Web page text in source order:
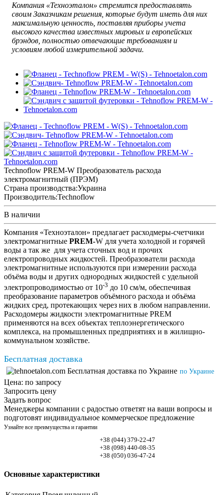
Компания «Техноэталон» стремится предоставлять
своим Заказчикам решения, которые будут иметь для них
максимальную ценность, поставляя приборы учета
высокого качества известных мировых и европейских
брэндов, полностью отвечающие требованиям и
условиям любой измерительной задачи.
Technoflow PREM-W Преобразователь расхода
электромагнитный (ПРЭМ)
Страна производства:Украина
Производитель:Technoflow
В наличии
Компания «Техноэталон» предлагает расходмеры-счетчики
электромагнитные PREM-W для учета холодной и горячей
воды а так же для учета сточных вод и прочих
електропроводных жидкостей. Преобразователи расхода
электромагнитные используются при измерении расхода
объёма воды и других однородных жидкостей с удельной
электропроводимостью от 10-3 до 10 см/м, обеспечивая
преобразование параметров объёмного расхода и объёма
жидких сред, протекающих через них в любом направлении.
Расходомеры жидкости электромагнитные PREM
применяются на всех объектах теплоэнергетического
комплекса, на промышленных предприятиях и в жилищно-
коммунальном хозяйстве.
Бесплатная доставка
по Украине
Цена: по запросу
Запросить цену
Задать вопрос
Менеджеры компании с радостью ответят на ваши вопросы и
подготовят индивидуальное коммерческое предложение
Узнайте все преимущества и гарантии
+38 (044)379-22-47
+38 (098)440-08-35
+38 (050)036-47-24
Основные характеристики